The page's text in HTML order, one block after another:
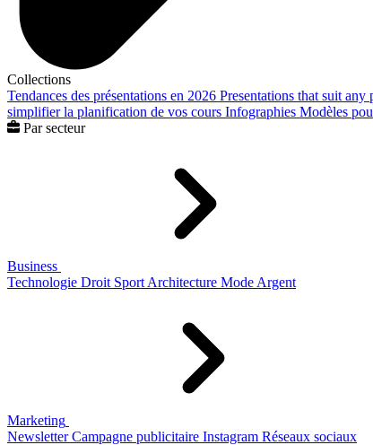
Collections
Tendances des présentations en 2026 Presentations that suit any
simplifier la planification de vos cours Infographies Modèles
Par secteur
Business
Technologie Droit Sport Architecture Mode Argent
Marketing
Newsletter Campagne publicitaire Instagram Réseaux sociaux